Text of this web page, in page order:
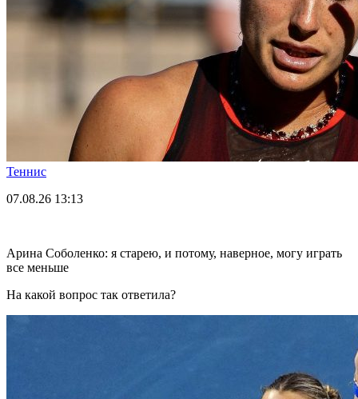
Теннис
07.08.26 13:13
Арина Соболенко: я старею, и потому, наверное, могу играть
все меньше
На какой вопрос так ответила?